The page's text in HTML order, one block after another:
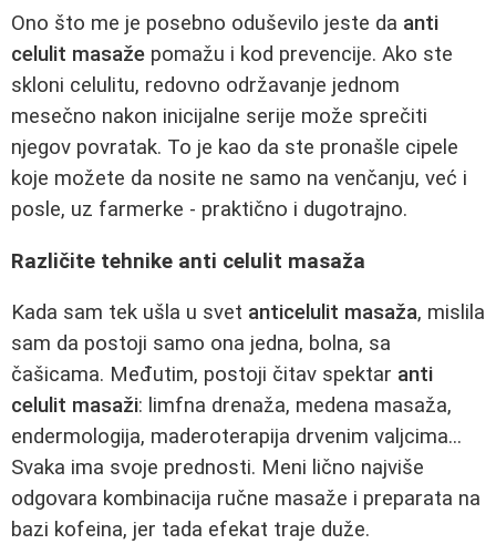
Ono što me je posebno oduševilo jeste da anti
celulit masaže pomažu i kod prevencije. Ako ste
skloni celulitu, redovno održavanje jednom
mesečno nakon inicijalne serije može sprečiti
njegov povratak. To je kao da ste pronašle cipele
koje možete da nosite ne samo na venčanju, već i
posle, uz farmerke - praktično i dugotrajno.
Različite tehnike anti celulit masaža
Kada sam tek ušla u svet anticelulit masaža, mislila
sam da postoji samo ona jedna, bolna, sa
čašicama. Međutim, postoji čitav spektar anti
celulit masaži: limfna drenaža, medena masaža,
endermologija, maderoterapija drvenim valjcima...
Svaka ima svoje prednosti. Meni lično najviše
odgovara kombinacija ručne masaže i preparata na
bazi kofeina, jer tada efekat traje duže.